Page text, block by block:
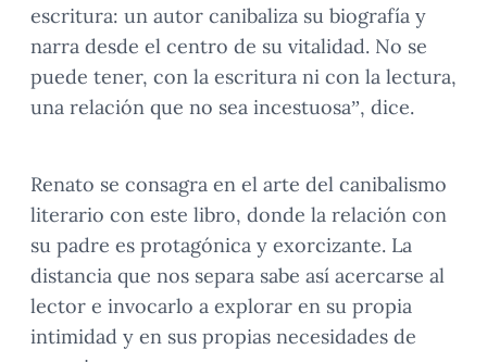
escritura: un autor canibaliza su biografía y
narra desde el centro de su vitalidad. No se
puede tener, con la escritura ni con la lectura,
una relación que no sea incestuosa”, dice.
Renato se consagra en el arte del canibalismo
literario con este libro, donde la relación con
su padre es protagónica y exorcizante. La
distancia que nos separa sabe así acercarse al
lector e invocarlo a explorar en su propia
intimidad y en sus propias necesidades de